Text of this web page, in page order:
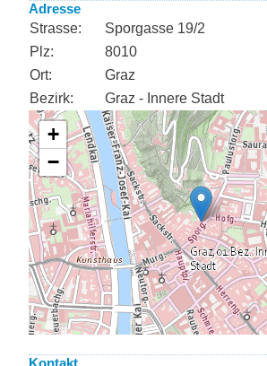
Adresse
Strasse:
Sporgasse 19/2
Plz:
8010
Ort:
Graz
Bezirk:
Graz - Innere Stadt
Kontakt